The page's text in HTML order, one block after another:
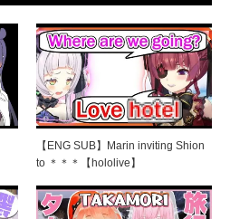
【ENG SUB】Marin inviting Shion
to ＊＊＊【hololive】